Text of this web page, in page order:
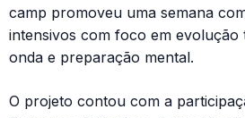
camp promoveu uma semana
intensivos com foco em evolução
onda e preparação mental.
O projeto contou com a